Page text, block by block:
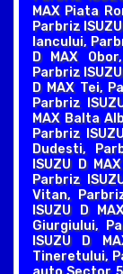
MAX Piata
Parbriz
Iancului,
D MAX
Parbriz
D MAX Tei,
Parbriz
MAX Balta
Parbriz
Dudesti,
ISUZU D
Parbriz
Vitan,
ISUZU D
Giurgiului,
ISUZU D
Tineretului,